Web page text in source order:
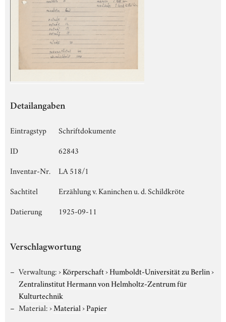
Detailangaben
Eintragstyp
Schriftdokumente
ID
62843
Inventar-Nr.
LA 518/1
Sachtitel
Erzählung v. Kaninchen u. d. Schildkröte
Datierung
1925-09-11
Verschlagwortung
Verwaltung:›Körperschaft›Humboldt-Universität zu Berlin›
Zentralinstitut Hermann von Helmholtz-Zentrum für
Kulturtechnik
Material:›Material›Papier